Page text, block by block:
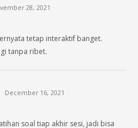
28, 2021
tetap interaktif banget.
tanpa ribet.
December 16, 2021
soal tiap akhir sesi, jadi bisa